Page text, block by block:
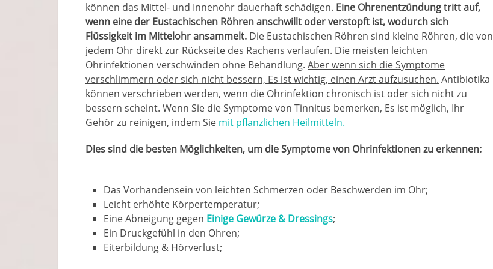
können das Mittel- und Innenohr dauerhaft schädigen. Eine Ohrenentzündung tritt auf,
wenn eine der Eustachischen Röhren anschwillt oder verstopft ist, wodurch sich
Flüssigkeit im Mittelohr ansammelt. Die Eustachischen Röhren sind kleine Röhren, die von
jedem Ohr direkt zur Rückseite des Rachens verlaufen. Die meisten leichten
Ohrinfektionen verschwinden ohne Behandlung. Aber wenn sich die Symptome
verschlimmern oder sich nicht bessern, Es ist wichtig, einen Arzt aufzusuchen. Antibiotika
können verschrieben werden, wenn die Ohrinfektion chronisch ist oder sich nicht zu
bessern scheint. Wenn Sie die Symptome von Tinnitus bemerken, Es ist möglich, Ihr
Gehör zu reinigen, indem Sie mit pflanzlichen Heilmitteln.
Dies sind die besten Möglichkeiten, um die Symptome von Ohrinfektionen zu erkennen:
Das Vorhandensein von leichten Schmerzen oder Beschwerden im Ohr;
Leicht erhöhte Körpertemperatur;
Eine Abneigung gegen Einige Gewürze & Dressings;
Ein Druckgefühl in den Ohren;
Eiterbildung & Hörverlust;